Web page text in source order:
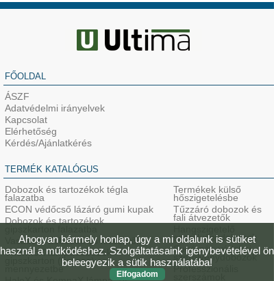
Ahogyan bármely honlap, úgy a mi oldalunk is sütiket
használ a működéshez. Szolgáltatásaink igénybevételével ön
beleegyezik a sütik használatába!
Elfogadom
FŐOLDAL
ÁSZF
Adatvédelmi irányelvek
Kapcsolat
Elérhetőség
Kérdés/Ajánlatkérés
TERMÉK KATALÓGUS
Dobozok és tartozékok tégla
falazatba
ECON védőcső lázáró gumi kupak
Dobozok és tartozékok
Vasbeton dobozok és kivezetők
ThermoX lámpadobozok
gipszkarton (üreges)
mennyezetbe
Termékek külső
hőszigetelésbe
Tűzzáró dobozok és
fali átvezetők
szerelvénydobozok
Sugárzás-védelmi
szerelvénydobozok
Professzionális